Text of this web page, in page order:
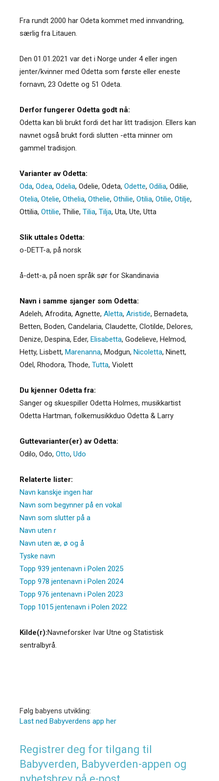
Fra rundt 2000 har Odeta kommet med innvandring,
særlig fra Litauen.
Den 01.01.2021 var det i Norge under 4 eller ingen
jenter/kvinner med Odetta som første eller eneste
fornavn, 23 Odette og 51 Odeta.
Derfor fungerer Odetta godt nå:
Odetta kan bli brukt fordi det har litt tradisjon. Ellers kan
navnet også brukt fordi slutten -etta minner om
gammel tradisjon.
Varianter av Odetta:
Oda, Odea, Odelia, Odelie, Odeta, Odette, Odilia, Odilie,
Otelia, Otelie, Othelia, Othelie, Othilie, Otilia, Otilie, Otilje,
Ottilia, Ottilie, Thilie, Tilia, Tilja, Uta, Ute, Utta
Slik uttales Odetta:
o-DETT-a, på norsk
å-dett-a, på noen språk sør for Skandinavia
Navn i samme sjanger som Odetta:
Adeleh, Afrodita, Agnette, Aletta, Aristide, Bernadeta,
Betten, Boden, Candelaria, Claudette, Clotilde, Delores,
Denize, Despina, Eder, Elisabetta, Godelieve, Helmod,
Hetty, Lisbett, Marenanna, Modgun, Nicoletta, Ninett,
Odel, Rhodora, Thode, Tutta, Violett
Du kjenner Odetta fra:
Sanger og skuespiller Odetta Holmes, musikkartist
Odetta Hartman, folkemusikkduo Odetta & Larry
Guttevarianter(er) av Odetta:
Odilo, Odo, Otto, Udo
Relaterte lister:
Navn kanskje ingen har
Navn som begynner på en vokal
Navn som slutter på a
Navn uten r
Navn uten æ, ø og å
Tyske navn
Topp 939 jentenavn i Polen 2025
Topp 978 jentenavn i Polen 2024
Topp 976 jentenavn i Polen 2023
Topp 1015 jentenavn i Polen 2022
Kilde(r):Navneforsker Ivar Utne og Statistisk
sentralbyrå.
Følg babyens utvikling:
Last ned Babyverdens app her
Registrer deg for tilgang til
Babyverden, Babyverden-appen og